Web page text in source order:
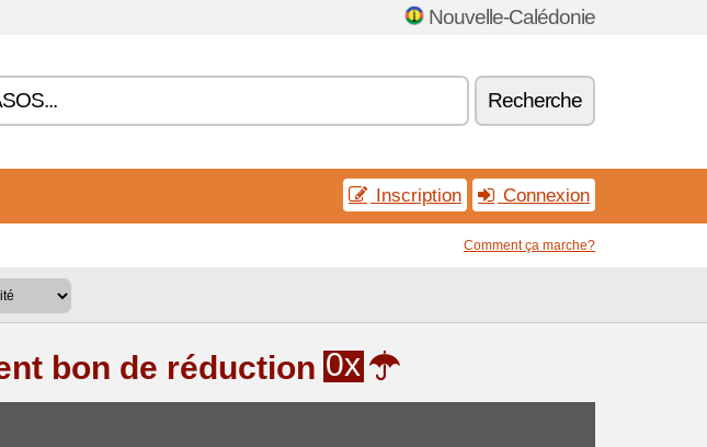
Nouvelle-Calédonie
Recherche
Inscription Connexion
Comment ça marche?
bon de réduction 0x